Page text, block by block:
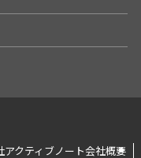
クティブノート会社概要